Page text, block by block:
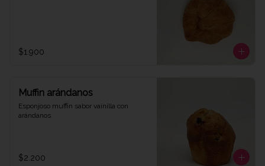
$1.900
Muffin arándanos
Esponjoso muffin sabor vainilla con
arándanos
$2.200